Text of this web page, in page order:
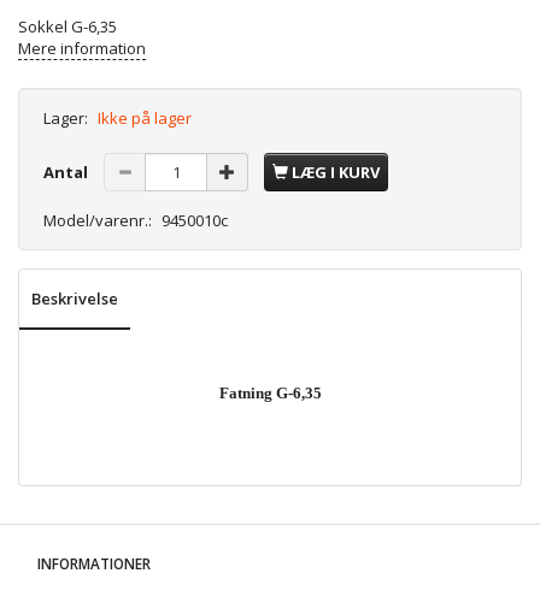
Sokkel G-6,35
Mere information
Lager: Ikke på lager
Antal LÆG I KURV
Model/varenr.: 9450010c
Beskrivelse
Fatning G-6,35
INFORMATIONER